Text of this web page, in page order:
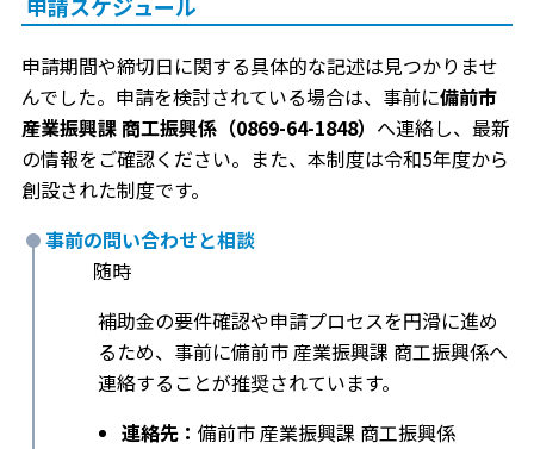
申請スケジュール
申請期間や締切日に関する具体的な記述は見つかりませ
んでした。申請を検討されている場合は、事前に備前市
産業振興課 商工振興係（0869-64-1848） へ連絡し、最新
の情報をご確認ください。また、本制度は令和5年度から
創設された制度です。
事前の問い合わせと相談
随時
補助金の要件確認や申請プロセスを円滑に進め
るため、事前に備前市 産業振興課 商工振興係へ
連絡することが推奨されています。
連絡先： 備前市 産業振興課 商工振興係